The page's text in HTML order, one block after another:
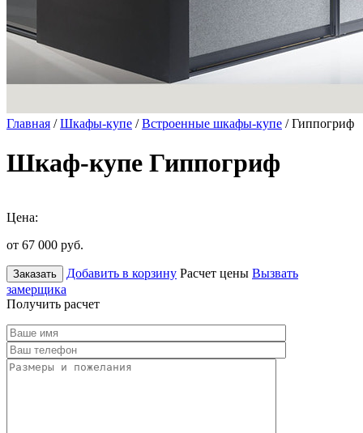
Главная /Шкафы-купе /Встроенные шкафы-купе / Гиппогриф
Шкаф-купе Гиппогриф
Цена:
от 67 000 руб.
Заказать Добавить в корзину Расчет цены Вызвать
замерщика
Получить расчет